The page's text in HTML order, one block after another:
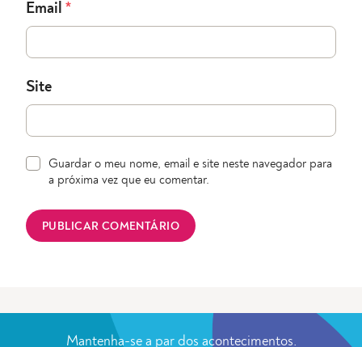
Email *
Site
Guardar o meu nome, email e site neste navegador para
a próxima vez que eu comentar.
Mantenha-se a par dos acontecimentos.